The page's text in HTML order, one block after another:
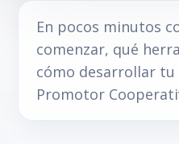
En pocos minutos
comenzar, qué
cómo desarrollar
Promotor